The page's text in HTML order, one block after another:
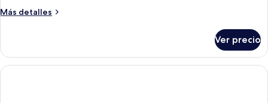
jardín
Más detalles
Más
familiar,
vista
al
Ver precio